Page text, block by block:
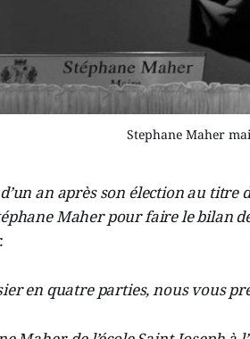
Stephane Maher
an après son élection au titre
Maher pour faire le bilan
en quatre parties, nous vous